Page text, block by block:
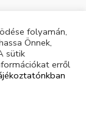
folyamán,
Önnek,
sütik
erről